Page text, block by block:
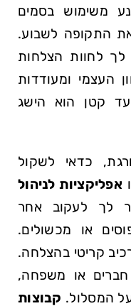
משימוש בסמים
התקופה לשבוע.
לחוות הצלחות
העצמי ומעודדות
קטן הוא הישג
כדאי לשקול
אפליקציות לניהול
לך לעקוב אחר
או מכשולים.
קריטי בהצלחה.
או משפחה,
המסלול. קבוצות